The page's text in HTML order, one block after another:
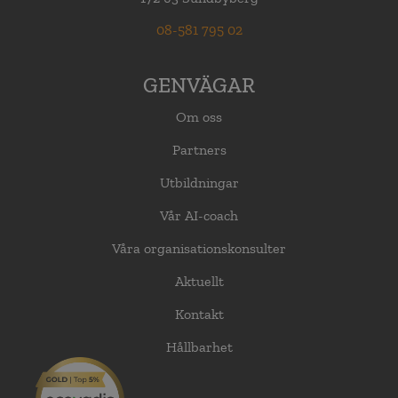
08-581 795 02
GENVÄGAR
Om oss
Partners
Utbildningar
Vår AI-coach
Våra organisationskonsulter
Aktuellt
Kontakt
Hållbarhet